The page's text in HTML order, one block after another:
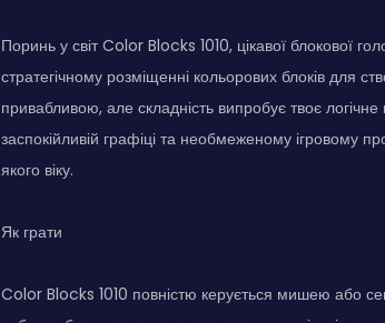
Поринь у світ Color Blocks 1010, цікавої блокової
стратегічному розміщенні кольорових блоків для
привабливою, але складність випробує твоє
заспокійливій графіці та необмеженому ігровому
якого віку.
Як грати
Color Blocks 1010 повністю керується мишею або